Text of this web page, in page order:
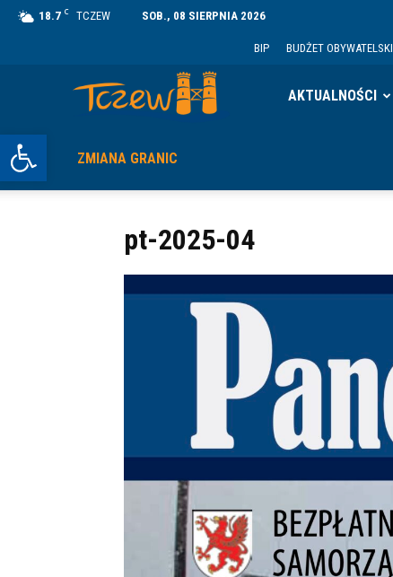
Otwórz pasek narzędzi
18.7 C TCZEW SOB., 08 SIERPNIA 2026
BIP BUDŻET OBYWATELSKI
AKTUALNOŚCI
ZMIANA GRANIC
pt-2025-04